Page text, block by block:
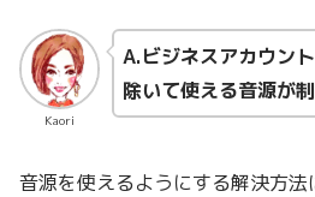
Kaori
A.ビジネスアカウン
除いて使える音源が
音源を使えるようにする解決方法